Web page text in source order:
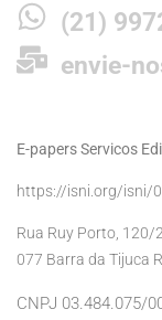
(21)
envie-
E-papers Servicos
https://isni.org/isni/
Rua Ruy Porto, 120/
077 Barra da Tijuca
CNPJ 03.484.075/